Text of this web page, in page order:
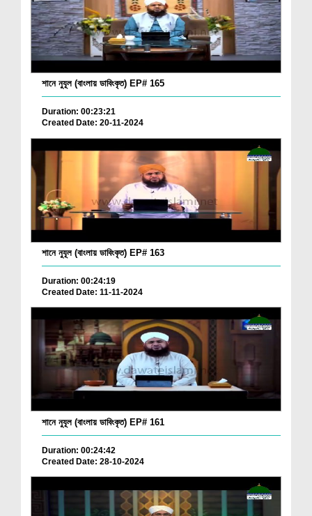
শানে নুযূল (বাংলায় ডাবিংকৃত) EP# 165
Duration: 00:23:21
Created Date: 20-11-2024
শানে নুযূল (বাংলায় ডাবিংকৃত) EP# 163
Duration: 00:24:19
Created Date: 11-11-2024
শানে নুযূল (বাংলায় ডাবিংকৃত) EP# 161
Duration: 00:24:42
Created Date: 28-10-2024